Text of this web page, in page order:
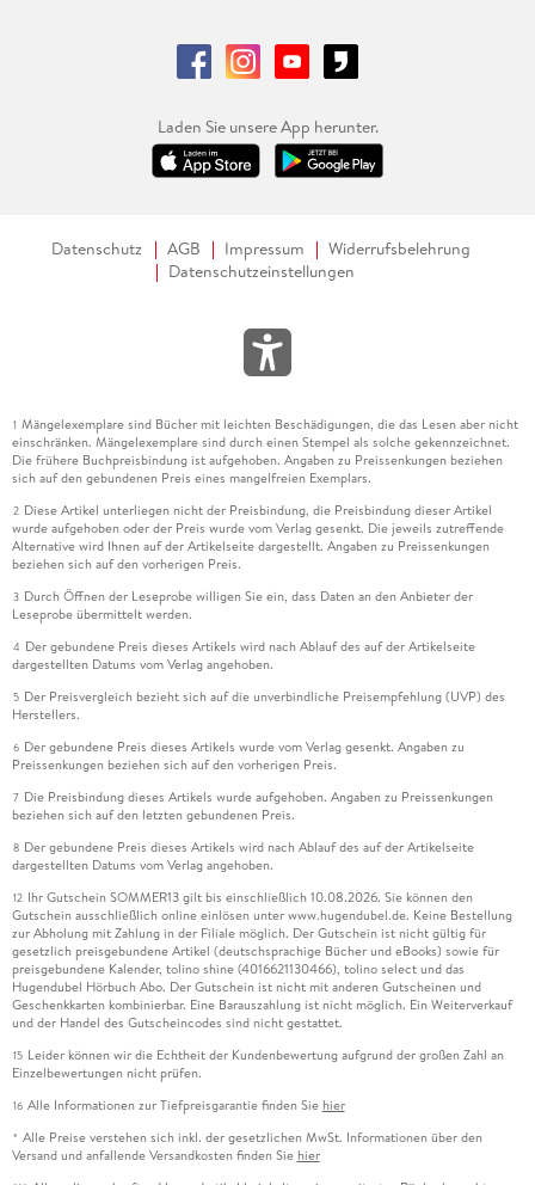
Laden Sie unsere App herunter.
Datenschutz AGB Impressum
Widerrufsbelehrung
Datenschutzeinstellungen
1 Mängelexemplare sind Bücher mit leichten Beschädigungen, die das Lesen aber nicht
einschränken. Mängelexemplare sind durch einen Stempel als solche gekennzeichnet.
Die frühere Buchpreisbindung ist aufgehoben. Angaben zu Preissenkungen beziehen
sich auf den gebundenen Preis eines mangelfreien Exemplars.
2 Diese Artikel unterliegen nicht der Preisbindung, die Preisbindung dieser Artikel
wurde aufgehoben oder der Preis wurde vom Verlag gesenkt. Die jeweils zutreffende
Alternative wird Ihnen auf der Artikelseite dargestellt. Angaben zu Preissenkungen
beziehen sich auf den vorherigen Preis.
3 Durch Öffnen der Leseprobe willigen Sie ein, dass Daten an den Anbieter der
Leseprobe übermittelt werden.
4 Der gebundene Preis dieses Artikels wird nach Ablauf des auf der Artikelseite
dargestellten Datums vom Verlag angehoben.
5 Der Preisvergleich bezieht sich auf die unverbindliche Preisempfehlung (UVP) des
Herstellers.
6 Der gebundene Preis dieses Artikels wurde vom Verlag gesenkt. Angaben zu
Preissenkungen beziehen sich auf den vorherigen Preis.
7 Die Preisbindung dieses Artikels wurde aufgehoben. Angaben zu Preissenkungen
beziehen sich auf den letzten gebundenen Preis.
8 Der gebundene Preis dieses Artikels wird nach Ablauf des auf der Artikelseite
dargestellten Datums vom Verlag angehoben.
12 Ihr Gutschein SOMMER13 gilt bis einschließlich 10.08.2026. Sie können den
Gutschein ausschließlich online einlösen unter www.hugendubel.de. Keine Bestellung
zur Abholung mit Zahlung in der Filiale möglich. Der Gutschein ist nicht gültig für
gesetzlich preisgebundene Artikel (deutschsprachige Bücher und eBooks) sowie für
preisgebundene Kalender, tolino shine (4016621130466), tolino select und das
Hugendubel Hörbuch Abo. Der Gutschein ist nicht mit anderen Gutscheinen und
Geschenkkarten kombinierbar. Eine Barauszahlung ist nicht möglich. Ein Weiterverkauf
und der Handel des Gutscheincodes sind nicht gestattet.
15 Leider können wir die Echtheit der Kundenbewertung aufgrund der großen Zahl an
Einzelbewertungen nicht prüfen.
16 Alle Informationen zur Tiefpreisgarantie finden Sie hier
* Alle Preise verstehen sich inkl. der gesetzlichen MwSt. Informationen über den
Versand und anfallende Versandkosten finden Sie hier